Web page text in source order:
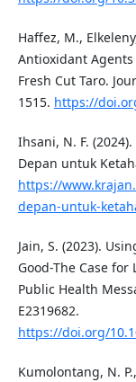
Haffez, M.,
Antioxidant
Fresh Cut Taro.
1515. https://
Ihsani, N. F.
Depan untuk
https://
depan-untuk-
Jain, S. (2023).
Good-The Case
Public Health
E2319682.
https://doi.org/
Kumolontang, N.